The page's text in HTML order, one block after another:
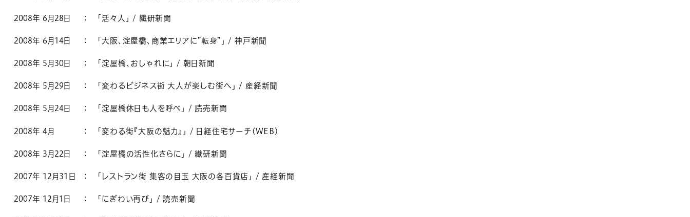
2008年 6月28日 ： 「活々人」 / 繊研新聞
2008年 6月14日 ： 「大阪、淀屋橋、商業エリアに”転身”」 / 神戸新聞
2008年 5月30日 ： 「淀屋橋、おしゃれに」 / 朝日新聞
2008年 5月29日 ： 「変わるビジネス街 大人が楽しむ街へ」 / 産経新聞
2008年 5月24日 ： 「淀屋橋休日も人を呼べ」 / 読売新聞
2008年 4月 ： 「変わる街『大阪の魅力』」 / 日経住宅サーチ(WEB)
2008年 3月22日 ： 「淀屋橋の活性化さらに」 / 繊研新聞
2007年 12月31日 ： 「レストラン街 集客の目玉 大阪の各百貨店」 / 産経新聞
2007年 12月1日 ： 「にぎわい再び」 / 読売新聞